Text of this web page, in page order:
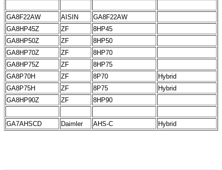
GA8F22AW AISIN
GA8F22AW
GA8HP45Z
ZF
8HP45
GA8HP50Z
ZF
8HP50
GA8HP70Z
ZF
8HP70
GA8HP75Z
ZF
8HP75
GA8P70H
ZF 8P70
Hybrid
GA8P75H
ZF 8P75
Hybrid
GA8HP90Z
ZF 8HP90
GA7AHSCD Daimler AHS-C Hybrid